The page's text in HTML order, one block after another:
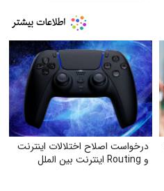
درخواست اصلاح اختلالات اینترنت
و Routing اینترنت بین الملل